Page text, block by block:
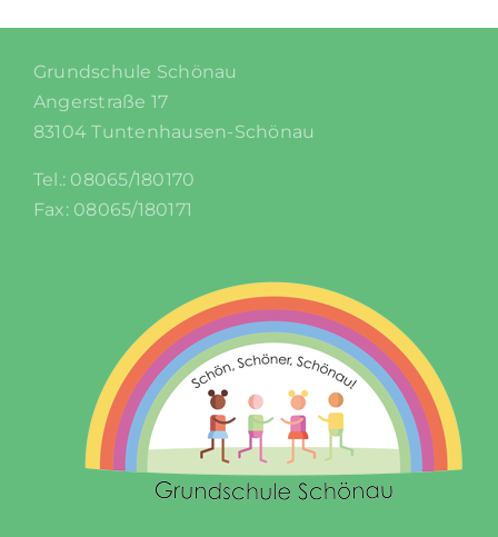
Grundschule Schönau
Angerstraße 17
83104 Tuntenhausen-Schönau
Tel.: 08065/180170
Fax: 08065/180171